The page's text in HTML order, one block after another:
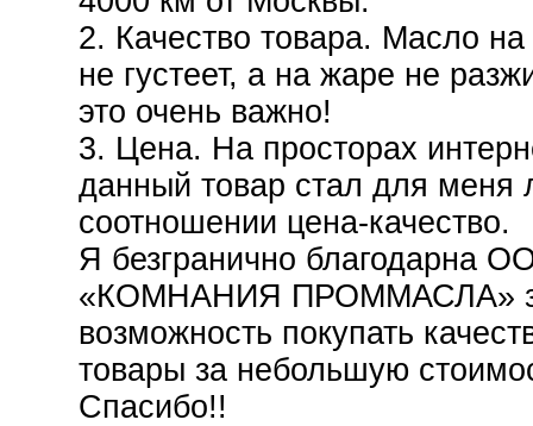
2. Качество товара. Масло
не густеет, а на жаре не
это очень важно!
3. Цена. На просторах
данный товар стал для меня
соотношении цена-качество.
Я безгранично благодарна
«КОМНАНИЯ ПРОММАСЛА»
возможность покупать
товары за небольшую
Спасибо!!